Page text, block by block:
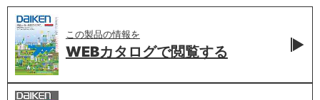
この製品の情報を
WEBカタログで閲覧する